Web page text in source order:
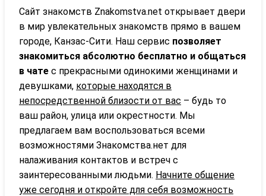
Сайт знакомств Znakomstva.net открывает двери
в мир увлекательных знакомств прямо в вашем
городе, Канзас-Сити. Наш сервис позволяет
знакомиться абсолютно бесплатно и общаться
в чате с прекрасными одинокими женщинами и
девушками, которые находятся в
непосредственной близости от вас – будь то
ваш район, улица или окрестности. Мы
предлагаем вам воспользоваться всеми
возможностями Знакомства.нет для
налаживания контактов и встреч с
заинтересованными людьми. Начните общение
уже сегодня и откройте для себя возможность